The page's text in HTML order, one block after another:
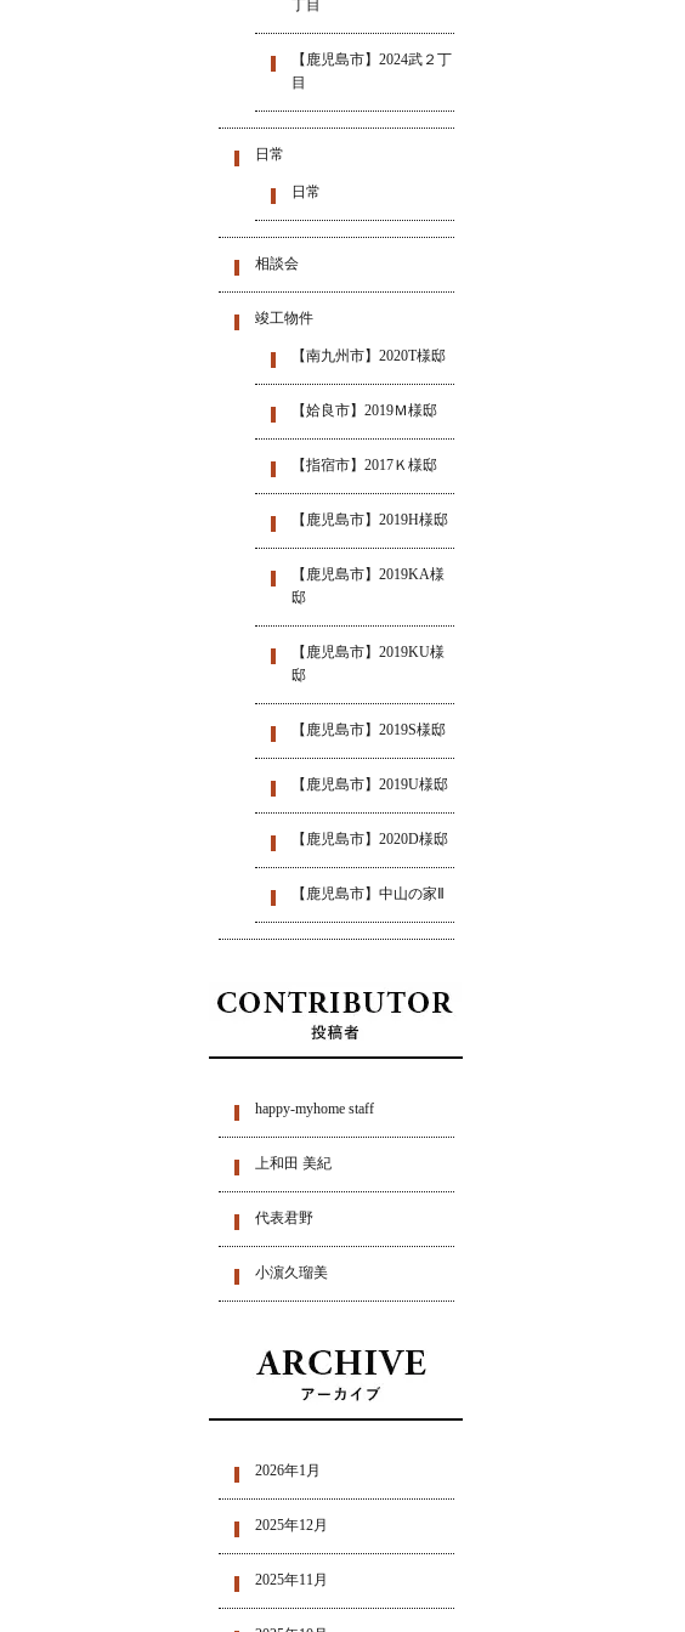
丁目
【鹿児島市】2024武２丁
目
日常
日常
相談会
竣工物件
【南九州市】2020T様邸
【姶良市】2019Ｍ様邸
【指宿市】2017Ｋ様邸
【鹿児島市】2019H様邸
【鹿児島市】2019KA様
邸
【鹿児島市】2019KU様
邸
【鹿児島市】2019S様邸
【鹿児島市】2019U様邸
【鹿児島市】2020D様邸
【鹿児島市】中山の家Ⅱ
happy-myhome staff
上和田 美紀
代表君野
小濵久瑠美
2026年1月
2025年12月
2025年11月